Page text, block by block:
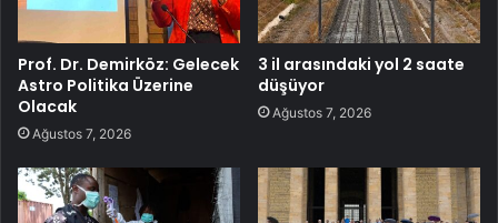
Prof. Dr. Demirköz: Gelecek
Astro Politika Üzerine
Olacak
Ağustos 7, 2026
3 il arasındaki yol 2 saate
düşüyor
Ağustos 7, 2026